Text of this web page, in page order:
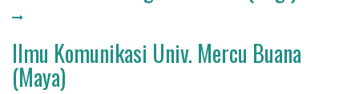
Ilmu Komunikasi Univ. Mercu Buana
(Maya)